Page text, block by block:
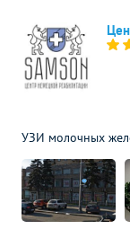
УЗИ молочных